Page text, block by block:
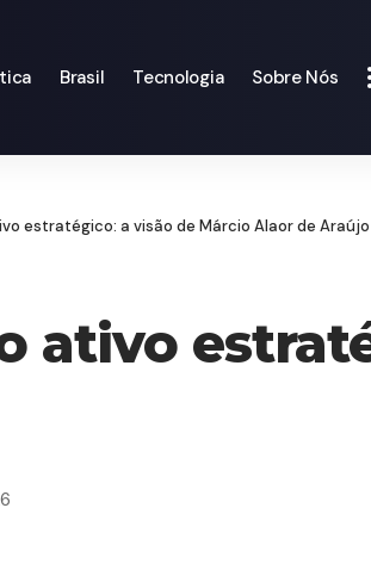
Brasil Tecnologia Sobre Nós
estratégico: a visão de Márcio Alaor de Araújo
ativo